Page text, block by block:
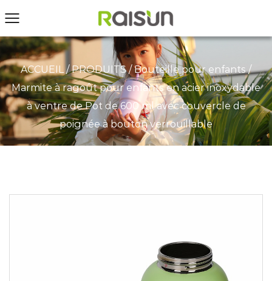
ACCUEIL/PRODUITS/Bouteille pour enfants/
Marmite à ragoût pour enfants en acier inoxydable
à ventre de Pot de 600 ml avec couvercle de
poignée à bouton verrouillable